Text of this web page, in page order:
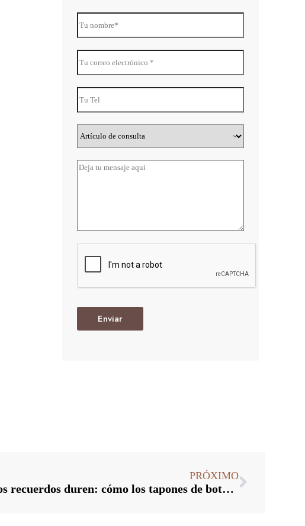
Enviar
PRÓXIMO
Cómo hacer que los recuerdos duren: cómo los tapones de botellas personalizados preservan los momentos especiales